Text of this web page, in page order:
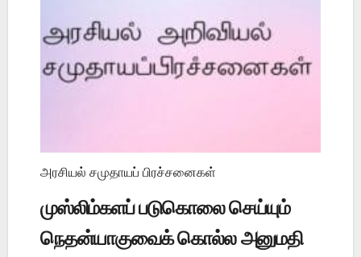
அரசியல் சமுதாயப் பிரச்சனைகள்
முஸ்லிம்களப் படுகொலை செய்யும்
நெதன்யாகுவைக் கொல்ல அனுமதி